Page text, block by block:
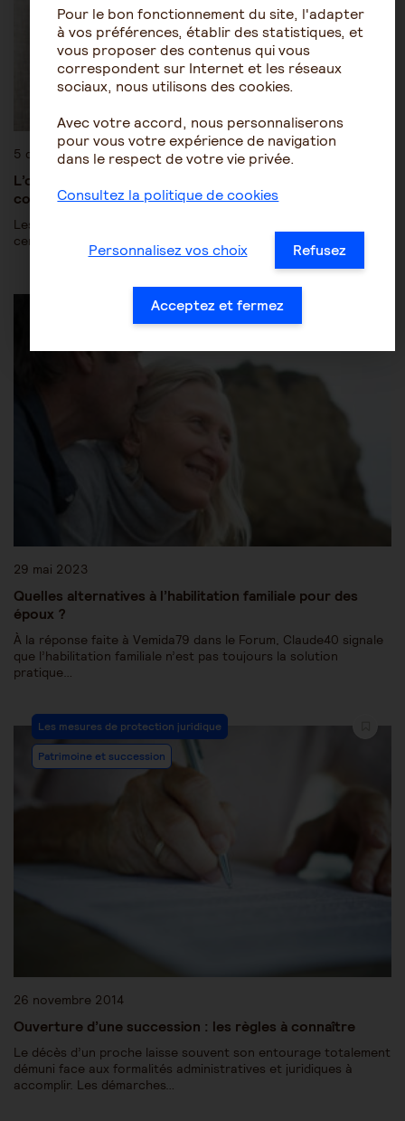
5 décembre 2022
L’organisation du patrimoine de la personne âgée et le
conflit d’intérêts
Les aidants sont parfois surpris qu’il soit nécessaire de confier
certaines missions de la tutelle à un tiers en raison…
Patrimoine et succession
29 mai 2023
Quelles alternatives à l’habilitation familiale pour des
époux ?
À la réponse faite à Vemida79 dans le Forum, Claude40 signale
que l’habilitation familiale n’est pas toujours la solution
pratique…
Les mesures de protection juridique
Patrimoine et succession
26 novembre 2014
Ouverture d’une succession : les règles à connaître
Le décès d’un proche laisse souvent son entourage totalement
démuni face aux formalités administratives et juridiques à
accomplir. Les démarches…
Pour le bon fonctionnement du site, l'adapter
à vos préférences, établir des statistiques, et
vous proposer des contenus qui vous
correspondent sur Internet et les réseaux
sociaux, nous utilisons des cookies.
Avec votre accord, nous personnaliserons
pour vous votre expérience de navigation
dans le respect de votre vie privée.
Consultez la politique de cookies
Personnalisez vos choix Refusez
Acceptez et fermez